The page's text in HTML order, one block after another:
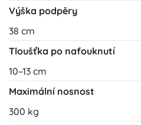
Výška podpěry
38 cm
Tloušťka po nafouknutí
10–13 cm
Maximální nosnost
300 kg